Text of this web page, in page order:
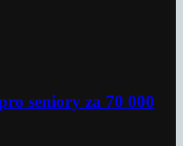
seniory za 70 000